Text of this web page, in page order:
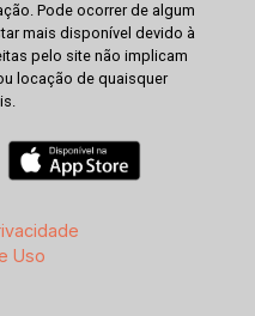
Pode ocorrer de algum
mais disponível devido à
pelo site não implicam
locação de quaisquer
Uso